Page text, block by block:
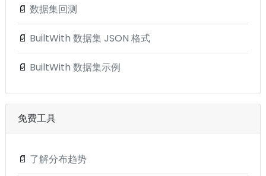
📄 数据集回测
📄 BuiltWith 数据集 JSON 格式
📄 BuiltWith 数据集示例
免费工具
📄 了解分布趋势